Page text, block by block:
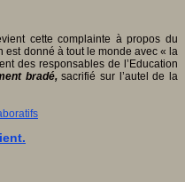
cette complainte à propos du
est donné à tout le monde avec « la
des responsables de l’Education
bradé,sacrifié sur l’autel de la